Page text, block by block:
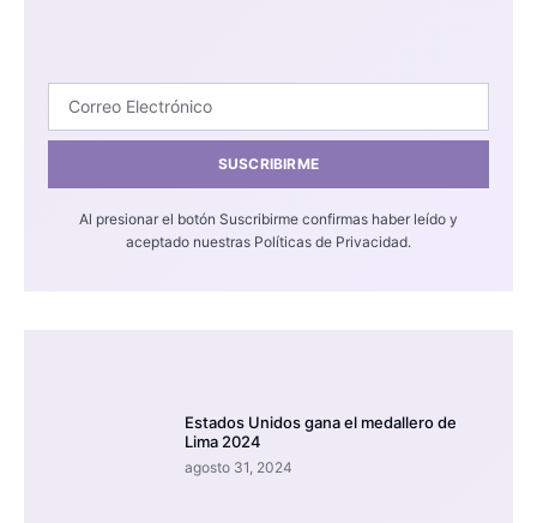
SUSCRIBIRME
Al presionar el botón Suscribirme confirmas haber leído y
aceptado nuestras Políticas de Privacidad.
Estados Unidos gana el medallero de
Lima 2024
agosto 31, 2024